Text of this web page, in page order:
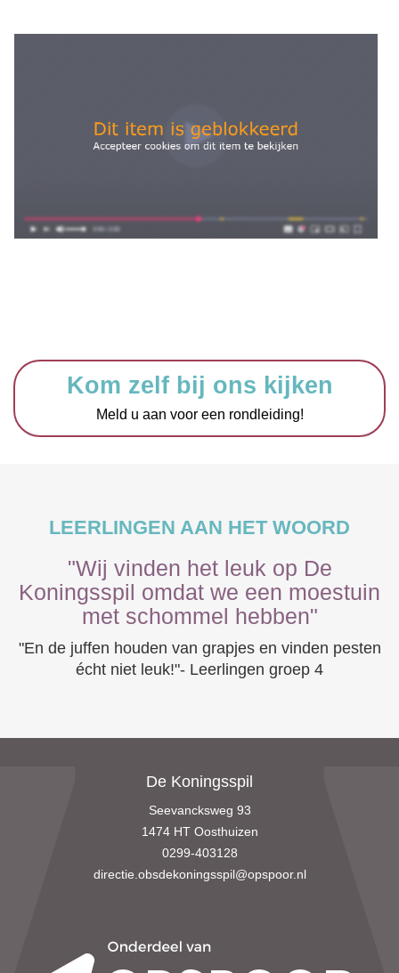
Kom zelf bij ons kijken
Meld u aan voor een rondleiding!
LEERLINGEN AAN HET WOORD
"Wij vinden het leuk op De
Koningsspil omdat we een moestuin
met schommel hebben"
"En de juffen houden van grapjes en vinden pesten
écht niet leuk!"- Leerlingen groep 4
De Koningsspil
Seevancksweg 93
1474 HT Oosthuizen
0299-403128
directie.obsdekoningsspil@opspoor.nl